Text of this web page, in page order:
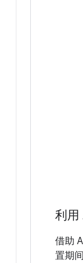
利用
借助
置期